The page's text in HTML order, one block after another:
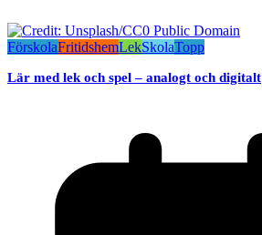
FörskolaFritidshemLekSkolaTopp
Lär med lek och spel – analogt och digitalt